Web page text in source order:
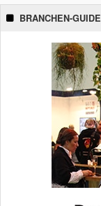
BRANCHEN-GUIDE